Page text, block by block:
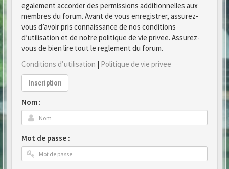
egalement accorder des permissions additionnelles aux
membres du forum. Avant de vous enregistrer, assurez-
vous d’avoir pris connaissance de nos conditions
d’utilisation et de notre politique de vie privee. Assurez-
vous de bien lire tout le reglement du forum.
Conditions d’utilisation | Politique de vie privee
Inscription
Nom :
Mot de passe :